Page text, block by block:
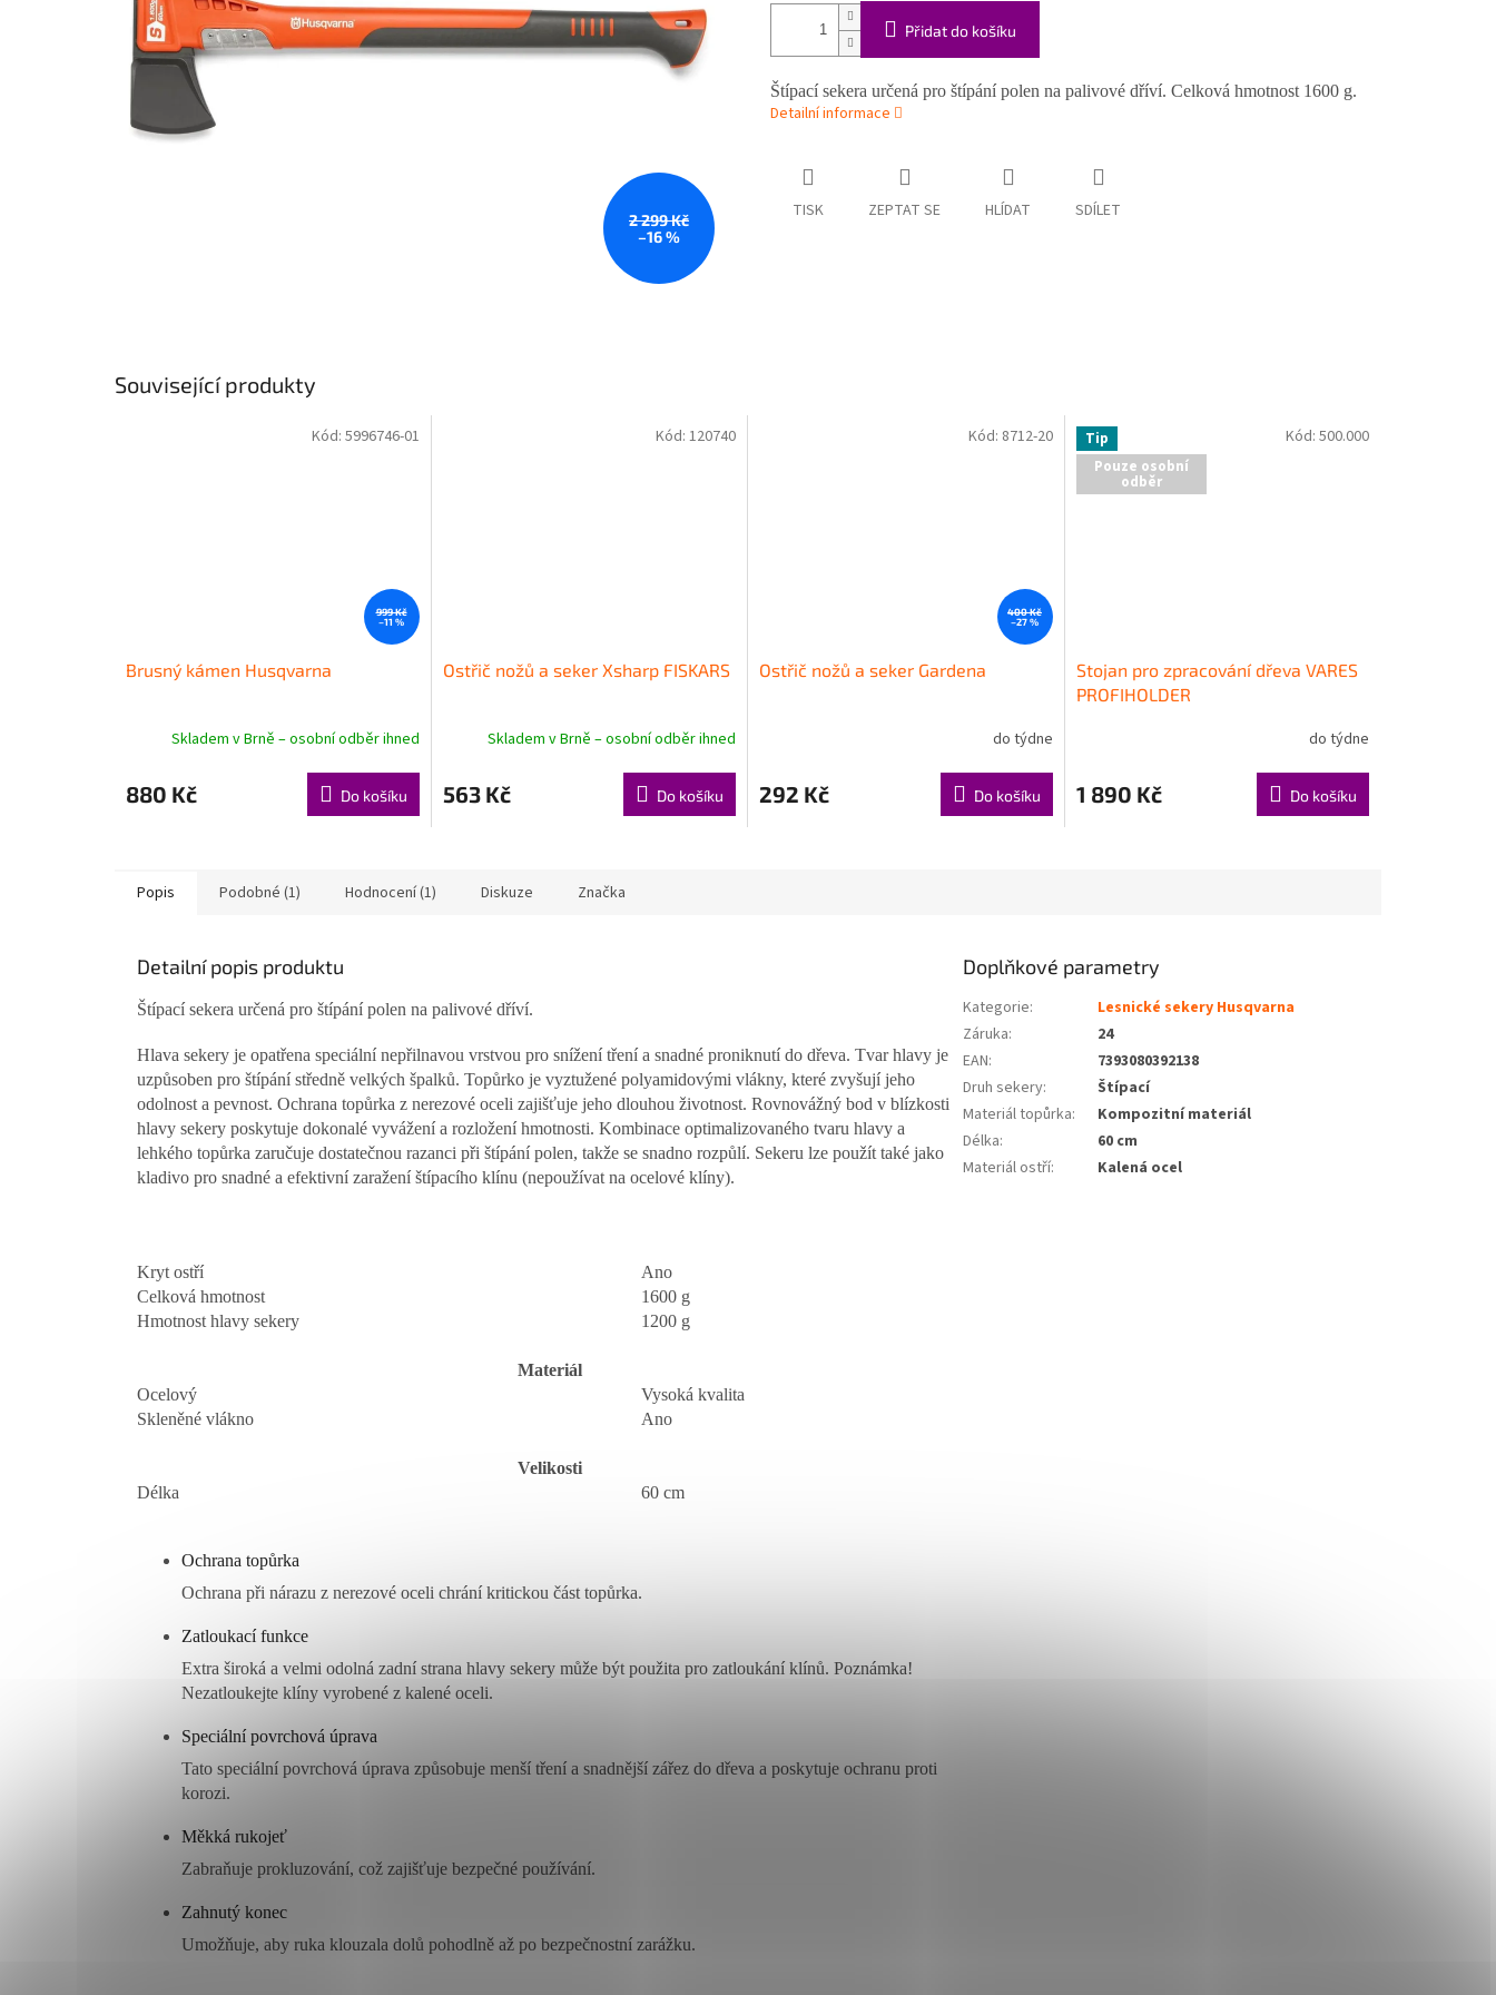
2 299 Kč
–16 %
Přidat do košíku
Štípací sekera určená pro štípání polen na palivové dříví. Celková hmotnost 1600 g.
Detailní informace
TISK ZEPTAT SE HLÍDAT SDÍLET
Související produkty
999 Kč
–11 %
Brusný kámen Husqvarna
Skladem v Brně – osobní odběr ihned
880 Kč Do košíku
Kód: 5996746-01
Ostřič nožů a seker Xsharp FISKARS
Skladem v Brně – osobní odběr ihned
563 Kč Do košíku
Kód: 120740
400 Kč
–27 %
Ostřič nožů a seker Gardena
do týdne
292 Kč Do košíku
Kód: 8712-20
Tip
Pouze osobní
odběr
Stojan pro zpracování dřeva VARES
PROFIHOLDER
do týdne
1 890 Kč Do košíku
Kód: 500.000
Popis Podobné (1) Hodnocení (1) Diskuze Značka
Detailní popis produktu
Štípací sekera určená pro štípání polen na palivové dříví.
Hlava sekery je opatřena speciální nepřilnavou vrstvou pro snížení tření a snadné proniknutí do dřeva. Tvar hlavy je
uzpůsoben pro štípání středně velkých špalků. Topůrko je vyztužené polyamidovými vlákny, které zvyšují jeho
odolnost a pevnost. Ochrana topůrka z nerezové oceli zajišťuje jeho dlouhou životnost. Rovnovážný bod v blízkosti
hlavy sekery poskytuje dokonalé vyvážení a rozložení hmotnosti. Kombinace optimalizovaného tvaru hlavy a
lehkého topůrka zaručuje dostatečnou razanci při štípání polen, takže se snadno rozpůlí. Sekeru lze použít také jako
kladivo pro snadné a efektivní zaražení štípacího klínu (nepoužívat na ocelové klíny).
Kryt ostří
Ano
Celková hmotnost
1600 g
Hmotnost hlavy sekery
1200 g
Materiál
Ocelový
Vysoká kvalita
Skleněné vlákno
Ano
Velikosti
Délka
60 cm
Ochrana topůrka
Ochrana při nárazu z nerezové oceli chrání kritickou část topůrka.
Zatloukací funkce
Extra široká a velmi odolná zadní strana hlavy sekery může být použita pro zatloukání klínů. Poznámka!
Nezatloukejte klíny vyrobené z kalené oceli.
Speciální povrchová úprava
Tato speciální povrchová úprava způsobuje menší tření a snadnější zářez do dřeva a poskytuje ochranu proti
korozi.
Měkká rukojeť
Zabraňuje prokluzování, což zajišťuje bezpečné používání.
Zahnutý konec
Umožňuje, aby ruka klouzala dolů pohodlně až po bezpečnostní zarážku.
Doplňkové parametry
Kategorie:
Lesnické sekery Husqvarna
Záruka:
24
EAN:
7393080392138
Druh sekery:
Štípací
Materiál topůrka:
Kompozitní materiál
Délka:
60 cm
Materiál ostří: Kalená ocel